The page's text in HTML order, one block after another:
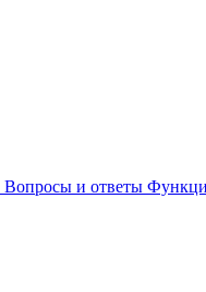
Вопросы и ответы